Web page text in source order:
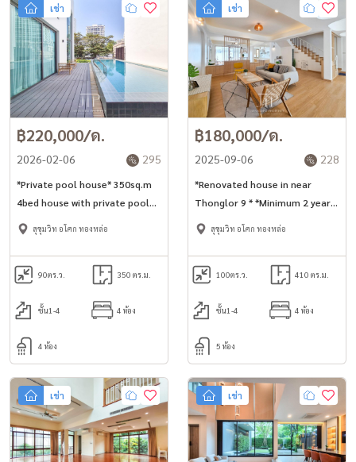
เช่า
฿220,000/ด.
2026-02-06 295
*Private pool house* 350sq.m
4bed house with private pool
and rooftop terrace in
Sukhumvit 49 * No co-agent*
สุขุมวิท อโศก ทองหล่อ
90ตร.ว. 350 ตร.ม.
ชั้น1-4 4 ห้อง
4 ห้อง
เช่า
฿180,000/ด.
2025-09-06 228
*Renovated house in near
Thonglor 9 * *Minimum 2 year
rent* Renovated cozy style
4bed with big terrace in heart
of Thonglor area
สุขุมวิท อโศก ทองหล่อ
100ตร.ว. 410 ตร.ม.
ชั้น1-4 4 ห้อง
5 ห้อง
เช่า เช่า